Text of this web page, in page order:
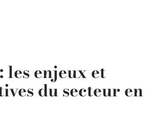
les enjeux et
du secteur en